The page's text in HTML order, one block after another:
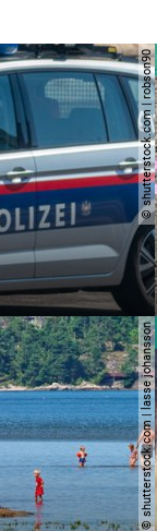
© shutterstock.com | robson90
© shutterstock.com | lasse johansson